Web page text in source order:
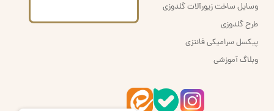
وسایل ساخت زیورآلات گلدوزی
طرح گلدوزی
پیکسل سرامیکی فانتزی
وبلاگ آموزشی